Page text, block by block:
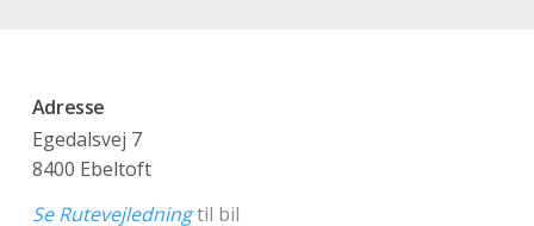
Adresse
Egedalsvej 7
8400 Ebeltoft
Se Rutevejledningtil bil